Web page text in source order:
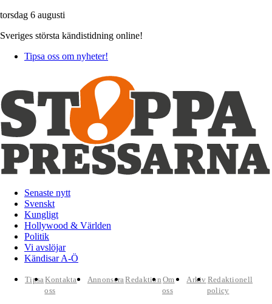
torsdag 6 augusti
Sveriges största kändistidning online!
Tipsa oss om nyheter!
Senaste nytt
Svenskt
Kungligt
Hollywood & Världen
Politik
Vi avslöjar
Kändisar A-Ö
TipsaKontakta
oss
AnnonseraRedaktion Om
oss
Arkiv Redaktionell
policy